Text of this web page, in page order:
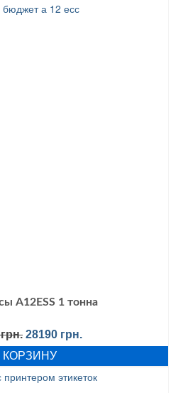
A12ESS 1 тонна
грн. Первоначальная
цена
составляла
35220 грн..
28190 грн.Текущая
цена:
КОРЗИНУ